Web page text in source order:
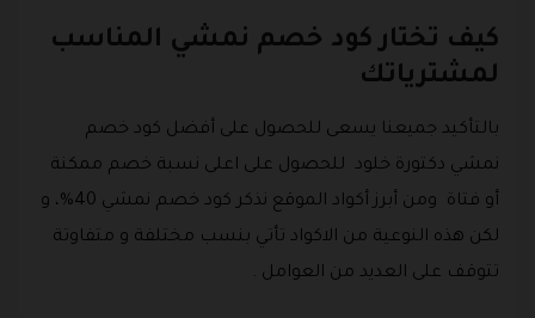
كيف تختار كود خصم نمشي المناسب
لمشترياتك
بالتأكيد جميعنا يسعى للحصول على أفضل كود خصم
نمشي دكتورة خلود للحصول على اعلى نسبة خصم ممكنة
أو فتاة ومن أبرز أكواد الموقع نذكر كود خصم نمشي 40%، و
لكن هذه النوعية من الاكواد تأتي بنسب مختلفة و متفاوتة
تتوقف على العديد من العوامل .